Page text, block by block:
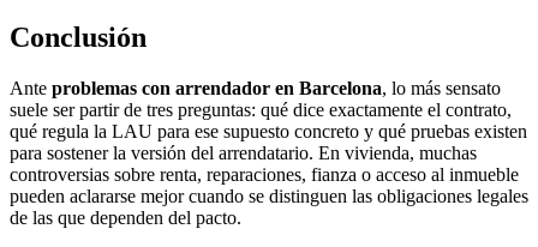
Conclusión
Ante problemas con arrendador en Barcelona, lo más sensato
suele ser partir de tres preguntas: qué dice exactamente el contrato,
qué regula la LAU para ese supuesto concreto y qué pruebas existen
para sostener la versión del arrendatario. En vivienda, muchas
controversias sobre renta, reparaciones, fianza o acceso al inmueble
pueden aclararse mejor cuando se distinguen las obligaciones legales
de las que dependen del pacto.